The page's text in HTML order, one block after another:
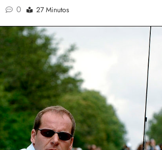
0 27 Minutos